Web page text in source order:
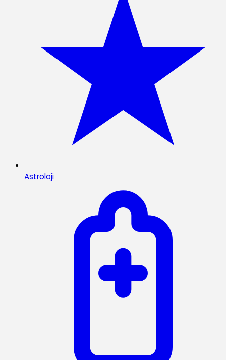
Astroloji